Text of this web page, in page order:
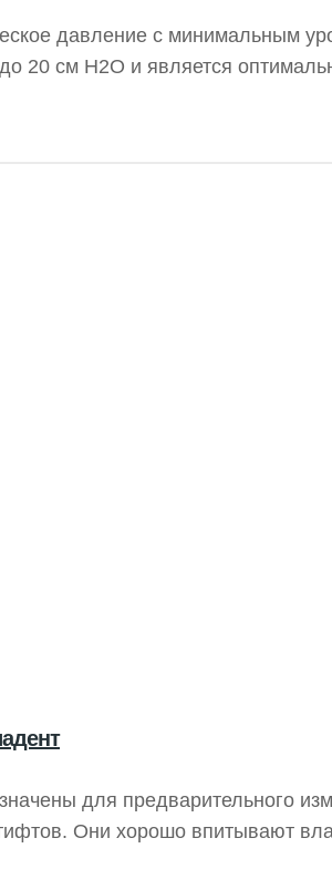
давление с минимальным
20 см H2O и является
Respicare Bipap предлагает ряд
CPAP и S.
для предварительного
Они хорошо впитывают
ISO.